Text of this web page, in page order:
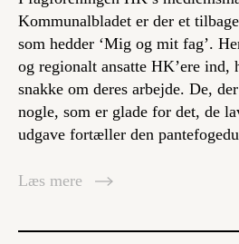
Kommunalbladet er der et
som hedder ‘Mig og mit fag’.
og regionalt ansatte HK’ere
snakke om deres arbejde. De,
nogle, som er glade for det, de
udgave fortæller den
Læs mere